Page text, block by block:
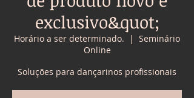
exclusivo&quot;
Horário a ser determinado.
  |
Seminário
Online
Soluções para dançarinos profissionais